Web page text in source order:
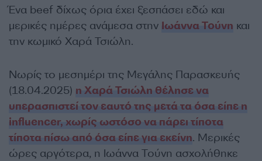
Ένα beef δίχως όρια έχει ξεσπάσει εδώ και
μερικές ημέρες ανάμεσα στην Ιωάννα Τούνη και
την κωμικό Χαρά Τσιώλη.
Νωρίς το μεσημέρι της Μεγάλης Παρασκευής
(18.04.2025) η Χαρά Τσιώλη θέλησε να
υπερασπιστεί τον εαυτό της μετά τα όσα είπε η
influencer, χωρίς ωστόσο να πάρει τίποτα
τίποτα πίσω από όσα είπε για εκείνη. Μερικές
ώρες αργότερα, η Ιωάννα Τούνη ασχολήθηκε